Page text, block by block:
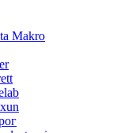
Makro